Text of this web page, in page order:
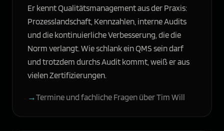
Er kennt Qualitätsmanagement aus der Praxis:
Prozesslandschaft, Kennzahlen, interne Audits
und die kontinuierliche Verbesserung, die die
Norm verlangt. Wie schlank ein QMS sein darf
und trotzdem durchs Audit kommt, weiß er aus
vielen Zertifizierungen.
Termine und fachliche Fragen über Tim Will